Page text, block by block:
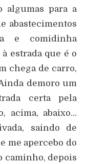
algumas para a
abastecimentos
e comidinha
estrada que é o
chega de carro,
demoro um
certa pela
acima, abaixo…
saindo de
me apercebo do
caminho, depois